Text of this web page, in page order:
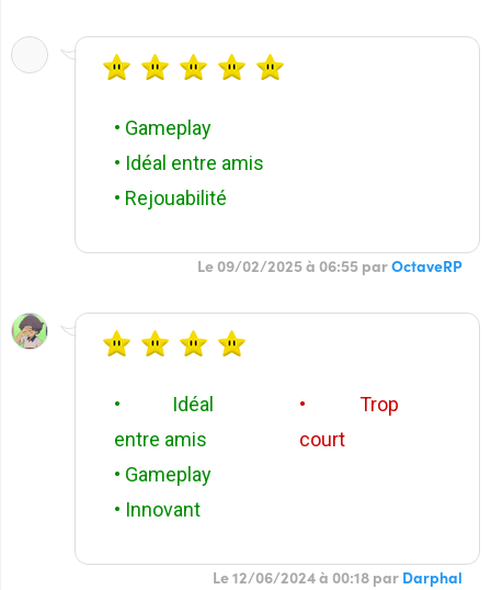
• Gameplay
• Idéal entre amis
• Rejouabilité
Le 09/02/2025 à 06:55 parOctaveRP
• Idéal
entre amis
• Gameplay
• Innovant
• Trop
court
Le 12/06/2024 à 00:18 par Darphal